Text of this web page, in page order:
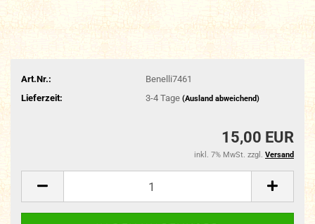
Art.Nr.:
Benelli7461
Lieferzeit:
3-4 Tage (Ausland abweichend)
15,00 EUR
inkl. 7% MwSt. zzgl. Versand